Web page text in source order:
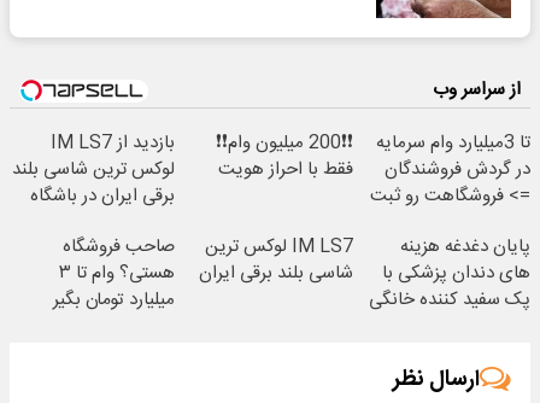
از سراسر وب
تا 3میلیارد وام سرمایه
در گردش فروشندگان
=> فروشگاهت رو ثبت
❗❗200 میلیون وام❗❗
فقط با احراز هویت
بازدید از IM LS7
لوکس ترین شاسی بلند
برقی ایران در باشگاه
پایان دغدغه هزینه
های دندان پزشکی با
پک سفید کننده خانگی
IM LS7 لوکس ترین
شاسی بلند برقی ایران
صاحب فروشگاه
هستی؟ وام تا ۳
میلیارد تومان بگیر
ارسال نظر